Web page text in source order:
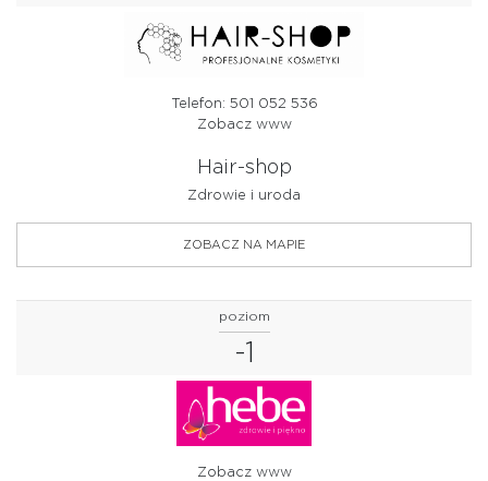
Telefon: 501 052 536
Zobacz www
Hair-shop
Zdrowie i uroda
ZOBACZ NA MAPIE
poziom
-1
Zobacz www